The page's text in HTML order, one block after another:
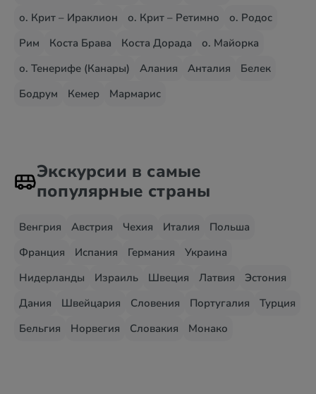
о. Крит – Ираклион
о. Крит – Ретимно
о. Родос
Рим
Коста Брава Коста Дорада
о. Майорка
о. Тенерифе (Канары)
Алания Анталия
Белек
Бодрум
Кемер Мармарис
Экскурсии в самые
популярные страны
Венгрия Австрия Чехия Италия
Польша
Франция
Испания Германия
Украина
Нидерланды
Израиль Швеция Латвия
Эстония
Дания
Швейцария Словения Португалия
Турция
Бельгия
Норвегия Словакия Монако